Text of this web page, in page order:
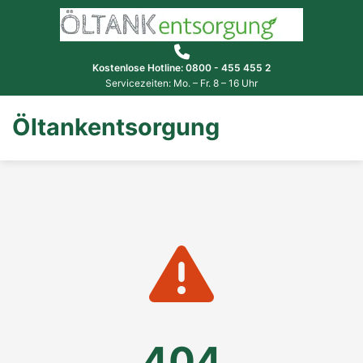
Kostenlose Hotline: 0800 - 455 455 2
Servicezeiten: Mo. – Fr. 8 – 16 Uhr
Öltankentsorgung